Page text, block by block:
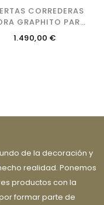
CORREDERAS
GRAPHITO PARA
1 PARTE
Precio
1.490,00 €
de la decoración y
realidad. Ponemos
productos con la
formar parte de